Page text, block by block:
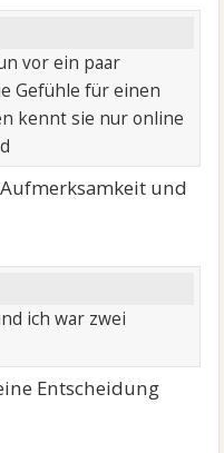
vor ein paar
Gefühle für einen
kennt sie nur online
und
ich war zwei
Entscheidung